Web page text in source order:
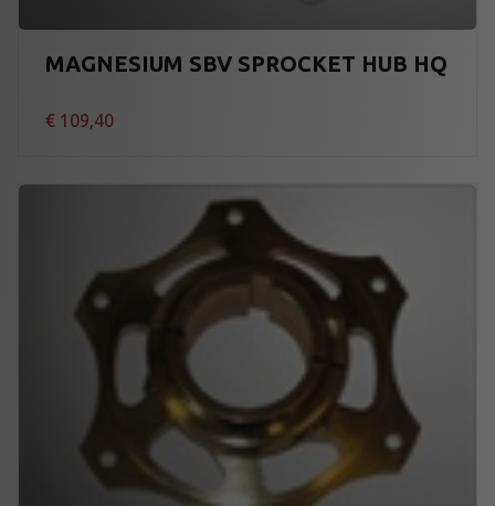
MAGNESIUM SBV SPROCKET HUB HQ
€ 109,40